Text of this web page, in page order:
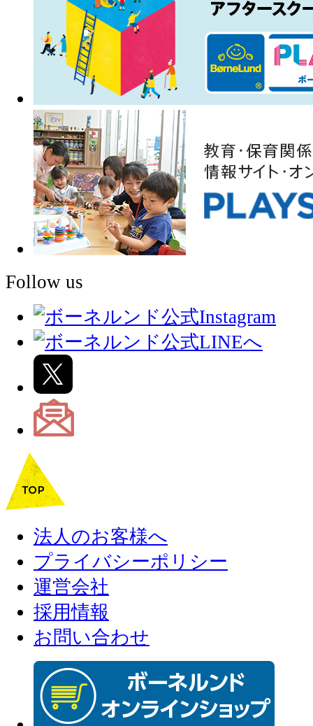
Follow us
法人のお客様へ
プライバシーポリシー
運営会社
採用情報
お問い合わせ